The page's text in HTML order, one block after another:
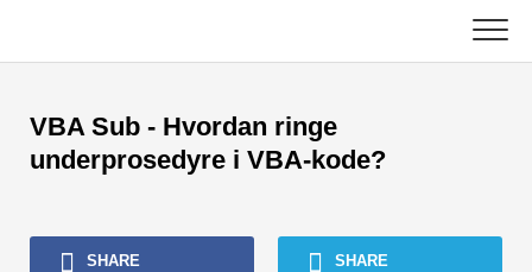
content
Regnskapsopplæring
Excel, VBA og Power BI
VBA Sub - Hvordan ringe
underprosedyre i VBA-kode?
SHARE SHARE